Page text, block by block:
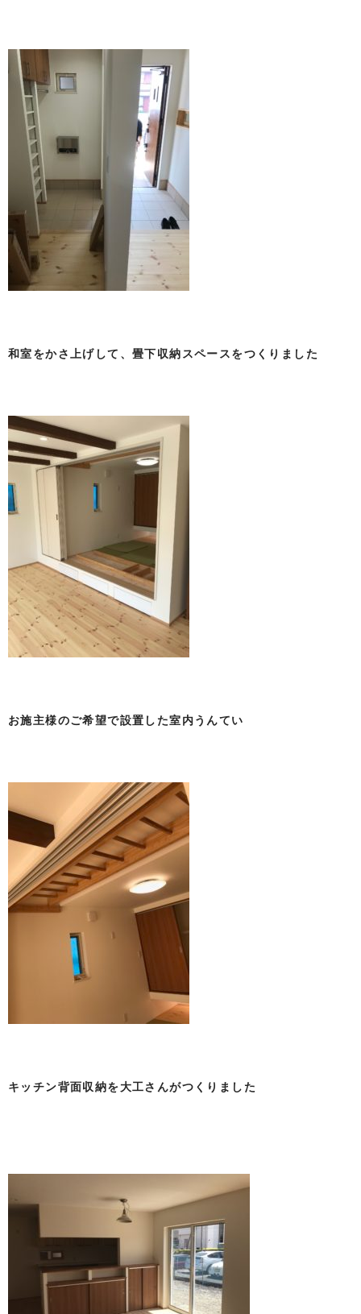
和室をかさ上げして、畳下収納スペースをつくりました
お施主様のご希望で設置した室内うんてい
キッチン背面収納を大工さんがつくりました